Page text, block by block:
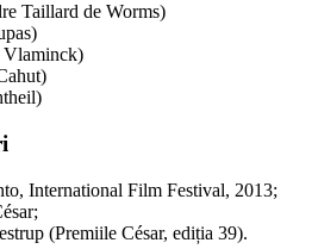
Taillard de Worms)
Vlaminck)
International Film Festival, 2013;
(Premiile César, ediția 39).